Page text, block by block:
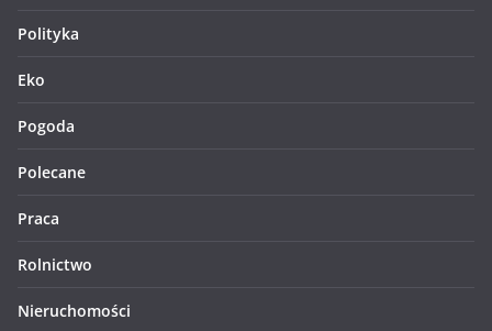
Polityka
Eko
Pogoda
Polecane
Praca
Rolnictwo
Nieruchomości